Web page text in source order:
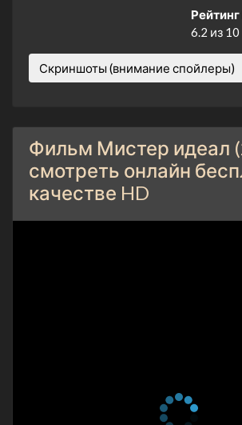
6.2 из 10
Скриншоты (внимание спойлеры)
Фильм Мистер идеал
смотреть онлайн
качестве HD